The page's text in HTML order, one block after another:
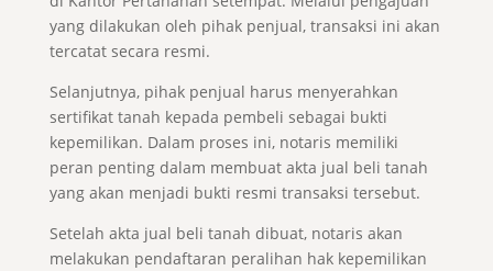
yang dilakukan oleh pihak penjual, transaksi ini akan
tercatat secara resmi.
Selanjutnya, pihak penjual harus menyerahkan
sertifikat tanah kepada pembeli sebagai bukti
kepemilikan. Dalam proses ini, notaris memiliki
peran penting dalam membuat akta jual beli tanah
yang akan menjadi bukti resmi transaksi tersebut.
Setelah akta jual beli tanah dibuat, notaris akan
melakukan pendaftaran peralihan hak kepemilikan